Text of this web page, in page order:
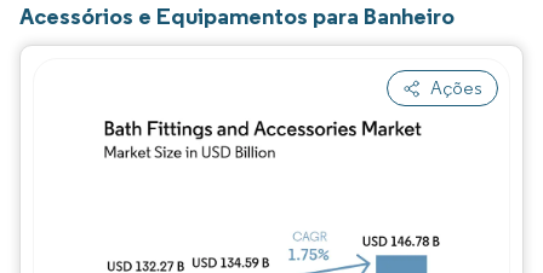
Acessórios e Equipamentos para Banheiro
Ações